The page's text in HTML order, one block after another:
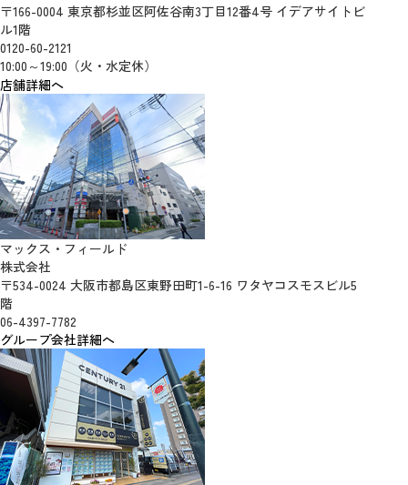
〒166-0004 東京都杉並区阿佐谷南3丁目12番4号 イデアサイトビ
ル1階
0120-60-2121
10:00～19:00（火・水定休）
店舗詳細へ
マックス・フィールド
株式会社
〒534-0024 大阪市都島区東野田町1-6-16 ワタヤコスモスビル5
階
06-4397-7782
グループ会社詳細へ